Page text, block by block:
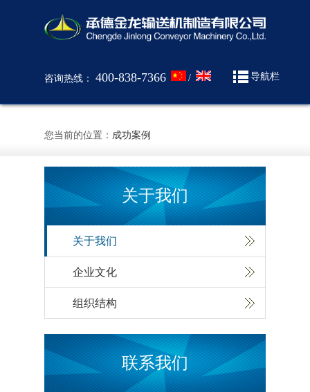
咨询热线： 400-838-7366 / 导航栏
您当前的位置： 成功案例
关于我们
关于我们
企业文化
组织结构
联系我们